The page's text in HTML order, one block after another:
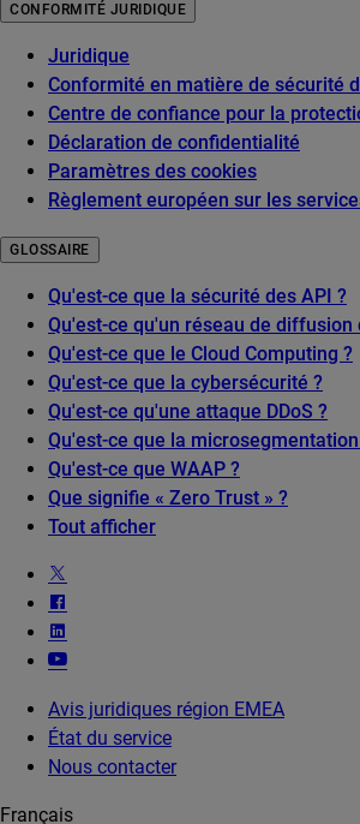
CONFORMITÉ JURIDIQUE
Juridique
Conformité en matière de sécurité
Centre de confiance pour la
Déclaration de confidentialité
Paramètres des cookies
Règlement européen sur les
GLOSSAIRE
Qu'est-ce que la sécurité des API ?
Qu'est-ce qu'un réseau de diffusion
Qu'est-ce que le Cloud Computing ?
Qu'est-ce que la cybersécurité ?
Qu'est-ce qu'une attaque DDoS ?
Qu'est-ce que la microsegmentation
Qu'est-ce que WAAP ?
Que signifie « Zero Trust » ?
Tout afficher
Avis juridiques région EMEA
État du service
Nous contacter
Français